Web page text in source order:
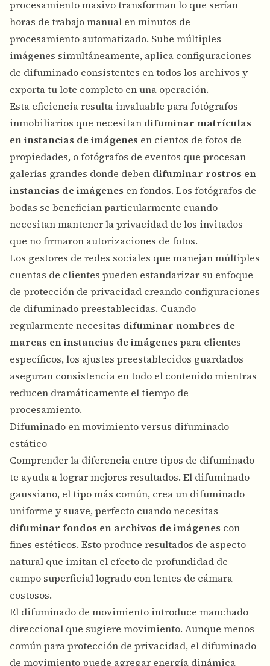
procesamiento masivo transforman lo que serían
horas de trabajo manual en minutos de
procesamiento automatizado. Sube múltiples
imágenes simultáneamente, aplica configuraciones
de difuminado consistentes en todos los archivos y
exporta tu lote completo en una operación.
Esta eficiencia resulta invaluable para fotógrafos
inmobiliarios que necesitan difuminar matrículas
en instancias de imágenes en cientos de fotos de
propiedades, o fotógrafos de eventos que procesan
galerías grandes donde deben difuminar rostros en
instancias de imágenes en fondos. Los fotógrafos de
bodas se benefician particularmente cuando
necesitan mantener la privacidad de los invitados
que no firmaron autorizaciones de fotos.
Los gestores de redes sociales que manejan múltiples
cuentas de clientes pueden estandarizar su enfoque
de protección de privacidad creando configuraciones
de difuminado preestablecidas. Cuando
regularmente necesitas difuminar nombres de
marcas en instancias de imágenes para clientes
específicos, los ajustes preestablecidos guardados
aseguran consistencia en todo el contenido mientras
reducen dramáticamente el tiempo de
procesamiento.
Difuminado en movimiento versus difuminado
estático
Comprender la diferencia entre tipos de difuminado
te ayuda a lograr mejores resultados. El difuminado
gaussiano, el tipo más común, crea un difuminado
uniforme y suave, perfecto cuando necesitas
difuminar fondos en archivos de imágenes con
fines estéticos. Esto produce resultados de aspecto
natural que imitan el efecto de profundidad de
campo superficial logrado con lentes de cámara
costosos.
El difuminado de movimiento introduce manchado
direccional que sugiere movimiento. Aunque menos
común para protección de privacidad, el difuminado
de movimiento puede agregar energía dinámica